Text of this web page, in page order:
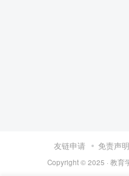
友链申请 免责声明
Copyright © 2025 · 教育